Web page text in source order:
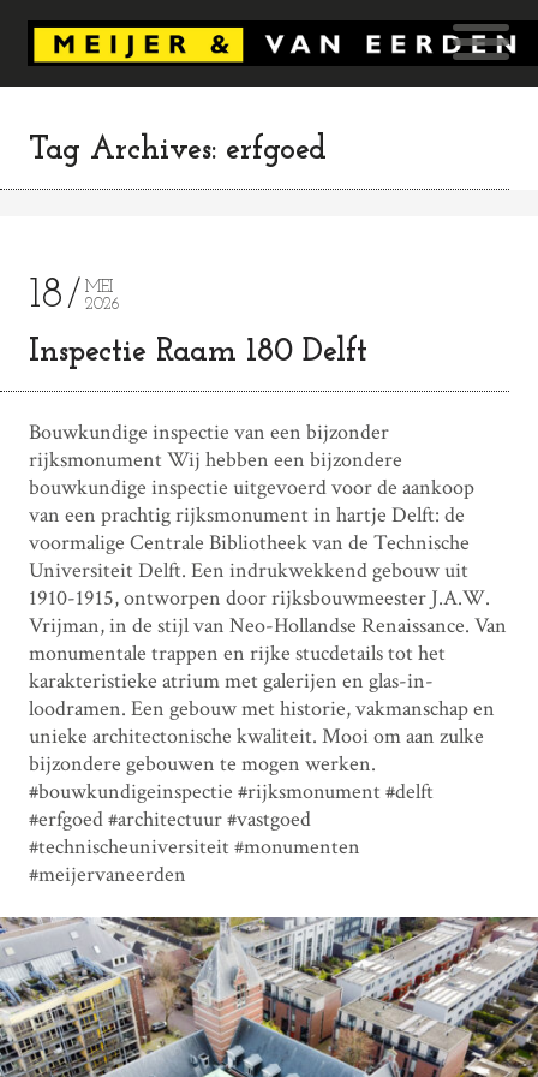
Tag Archives: erfgoed
18
MEI
2026
Inspectie Raam 180 Delft
Bouwkundige inspectie van een bijzonder
rijksmonument Wij hebben een bijzondere
bouwkundige inspectie uitgevoerd voor de aankoop
van een prachtig rijksmonument in hartje Delft: de
voormalige Centrale Bibliotheek van de Technische
Universiteit Delft. Een indrukwekkend gebouw uit
1910-1915, ontworpen door rijksbouwmeester J.A.W.
Vrijman, in de stijl van Neo-Hollandse Renaissance. Van
monumentale trappen en rijke stucdetails tot het
karakteristieke atrium met galerijen en glas-in-
loodramen. Een gebouw met historie, vakmanschap en
unieke architectonische kwaliteit. Mooi om aan zulke
bijzondere gebouwen te mogen werken.
#bouwkundigeinspectie #rijksmonument #delft
#erfgoed #architectuur #vastgoed
#technischeuniversiteit #monumenten
#meijervaneerden